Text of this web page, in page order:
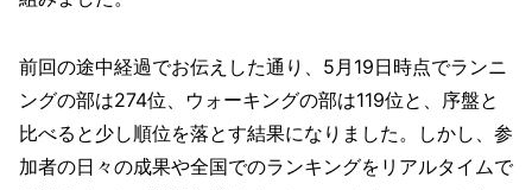
前回の途中経過でお伝えした通り、5月19日時点でランニ
ングの部は274位、ウォーキングの部は119位と、序盤と
比べると少し順位を落とす結果になりました。しかし、参
加者の日々の成果や全国でのランキングをリアルタイムで